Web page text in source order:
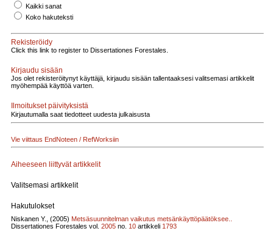
Kaikki sanat
Koko hakuteksti
Rekisteröidy
Click this link to register to Dissertationes Forestales.
Kirjaudu sisään
Jos olet rekisteröitynyt käyttäjä, kirjaudu sisään tallentaaksesi valitsemasi artikkelit
myöhempää käyttöä varten.
Ilmoitukset päivityksistä
Kirjautumalla saat tiedotteet uudesta julkaisusta
Vie viittaus EndNoteen / RefWorksiin
Aiheeseen liittyvät artikkelit
Valitsemasi artikkelit
Hakutulokset
Niskanen Y., (2005) Metsäsuunnitelman vaikutus metsänkäyttöpäätöksee..
Dissertationes Forestales vol. 2005 no. 10 artikkeli 1793